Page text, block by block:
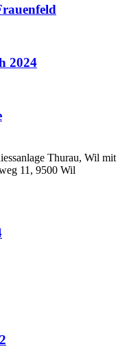
2024
Thurau, Wil mit
11, 9500 Wil